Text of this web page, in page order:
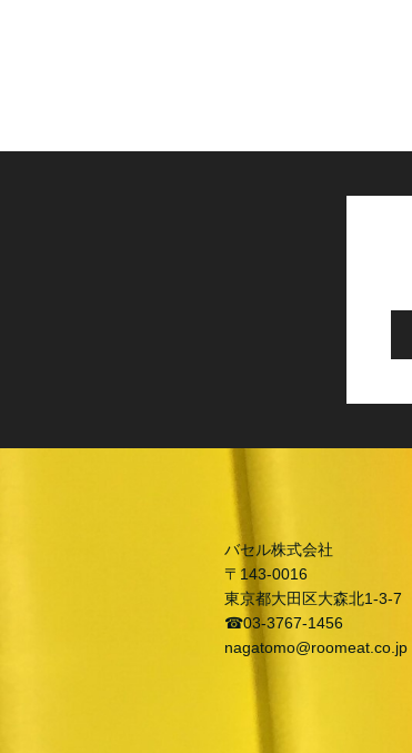
バセル株式会社
〒143-0016
東京都大田区大森北1-3-7
☎03-3767-1456
nagatomo@roomeat.co.jp